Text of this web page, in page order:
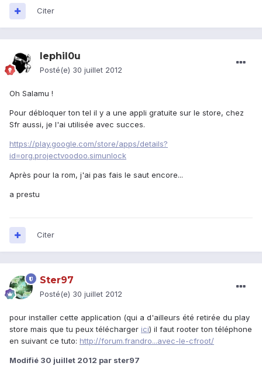
Citer
lephil0u
Posté(e) 30 juillet 2012
Oh Salamu !
Pour débloquer ton tel il y a une appli gratuite sur le store, chez
Sfr aussi, je l'ai utilisée avec succes.
https://play.google.com/store/apps/details?
id=org.projectvoodoo.simunlock
Après pour la rom, j'ai pas fais le saut encore...
a prestu
Citer
Ster97
Posté(e) 30 juillet 2012
pour installer cette application (qui a d'ailleurs été retirée du play
store mais que tu peux télécharger ici) il faut rooter ton téléphone
en suivant ce tuto: http://forum.frandro...avec-le-cfroot/
Modifié 30 juillet 2012 par ster97